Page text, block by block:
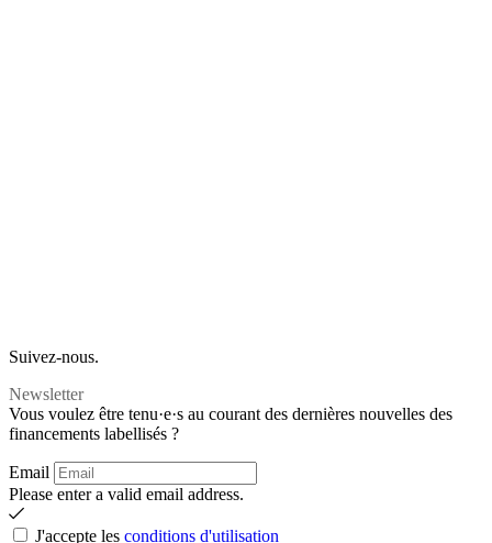
Suivez-nous.
Newsletter
Vous voulez être tenu·e·s au courant des dernières nouvelles des
financements labellisés ?
Email
Please enter a valid email address.
J'accepte les conditions d'utilisation